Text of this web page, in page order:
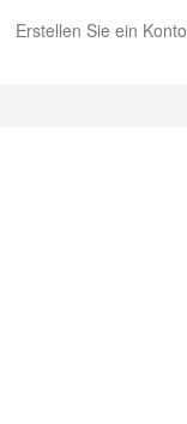
Erstellen Sie ein Konto